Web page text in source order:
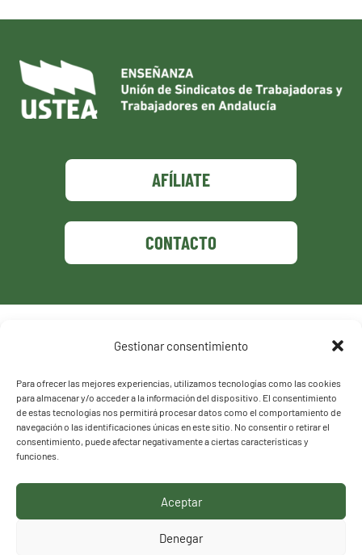
Gestionar consentimiento
Para ofrecer las mejores experiencias, utilizamos tecnologías como las cookies
para almacenar y/o acceder a la información del dispositivo. El consentimiento
de estas tecnologías nos permitirá procesar datos como el comportamiento de
navegación o las identificaciones únicas en este sitio. No consentir o retirar el
consentimiento, puede afectar negativamente a ciertas características y
funciones.
Aceptar
Denegar
AFÍLIATE
CONTACTO
Política de privacidad
HACEMOS LO QUE